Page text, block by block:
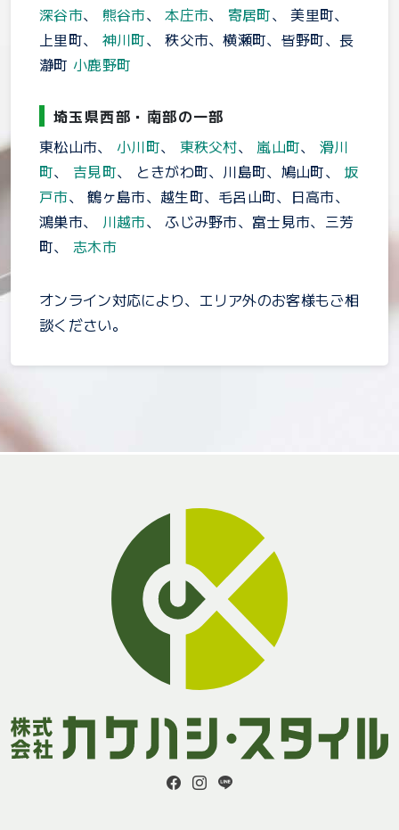
深谷市、 熊谷市、本庄市、 寄居町、 美里町、
上里町、 神川町、 秩父市、横瀬町、皆野町、長
瀞町 小鹿野町
埼玉県西部・南部の一部
東松山市、 小川町、 東秩父村、 嵐山町、滑川
町、 吉見町、 ときがわ町、川島町、鳩山町、 坂
戸市、 鶴ヶ島市、越生町、毛呂山町、日高市、
鴻巣市、 川越市、 ふじみ野市、富士見市、三芳
町、 志木市
オンライン対応により、エリア外のお客様もご相
談ください。